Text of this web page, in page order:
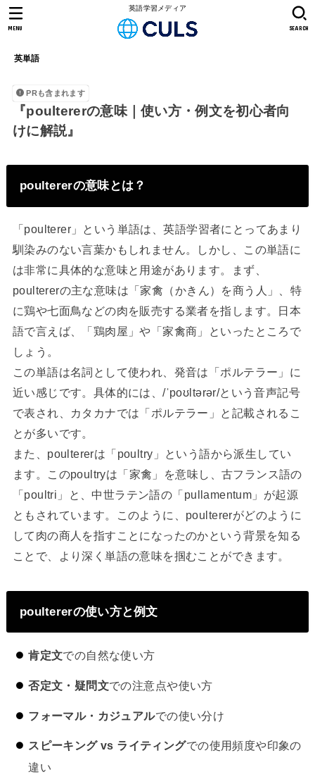
英語学習メディア
英単語
SEARCH
MENU
PRも含まれます
『poultererの意味｜使い方・例文を初心者向
けに解説』
poultererの意味とは？
「poulterer」という単語は、英語学習者にとってあまり
馴染みのない言葉かもしれません。しかし、この単語に
は非常に具体的な意味と用途があります。まず、
poultererの主な意味は「家禽（かきん）を商う人」、特
に鶏や七面鳥などの肉を販売する業者を指します。日本
語で言えば、「鶏肉屋」や「家禽商」といったところで
しょう。
この単語は名詞として使われ、発音は「ポルテラー」に
近い感じです。具体的には、/ˈpoʊltərər/という音声記号
で表され、カタカナでは「ポルテラー」と記載されるこ
とが多いです。
また、poultererは「poultry」という語から派生してい
ます。このpoultryは「家禽」を意味し、古フランス語の
「poultri」と、中世ラテン語の「pullamentum」が起源
ともされています。このように、poultererがどのように
して肉の商人を指すことになったのかという背景を知る
ことで、より深く単語の意味を掴むことができます。
poultererの使い方と例文
肯定文での自然な使い方
否定文・疑問文での注意点や使い方
フォーマル・カジュアルでの使い分け
スピーキング vs ライティングでの使用頻度や印象の
違い